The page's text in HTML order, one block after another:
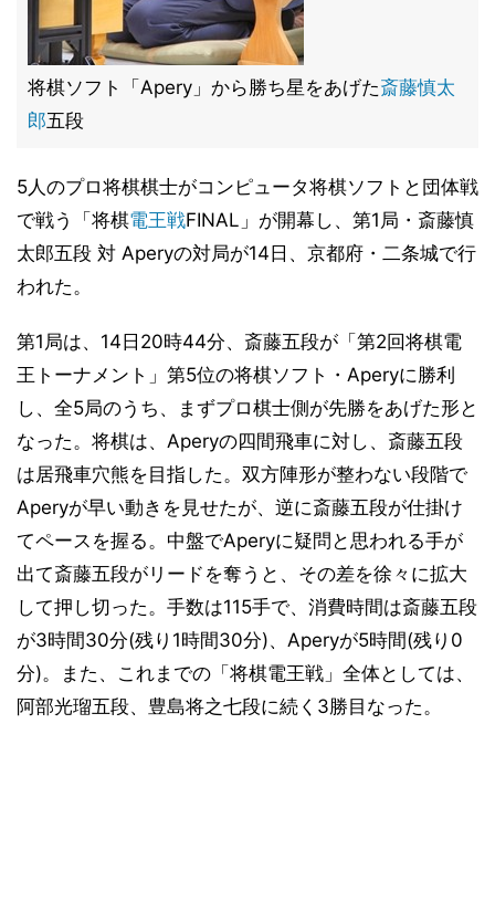
将棋ソフト「Apery」から勝ち星をあげた斎藤慎太
郎五段
5人のプロ将棋棋士がコンピュータ将棋ソフトと団体戦
で戦う「将棋電王戦FINAL」が開幕し、第1局・斎藤慎
太郎五段 対 Aperyの対局が14日、京都府・二条城で行
われた。
第1局は、14日20時44分、斎藤五段が「第2回将棋電
王トーナメント」第5位の将棋ソフト・Aperyに勝利
し、全5局のうち、まずプロ棋士側が先勝をあげた形と
なった。将棋は、Aperyの四間飛車に対し、斎藤五段
は居飛車穴熊を目指した。双方陣形が整わない段階で
Aperyが早い動きを見せたが、逆に斎藤五段が仕掛け
てペースを握る。中盤でAperyに疑問と思われる手が
出て斎藤五段がリードを奪うと、その差を徐々に拡大
して押し切った。手数は115手で、消費時間は斎藤五段
が3時間30分(残り1時間30分)、Aperyが5時間(残り0
分)。また、これまでの「将棋電王戦」全体としては、
阿部光瑠五段、豊島将之七段に続く3勝目なった。